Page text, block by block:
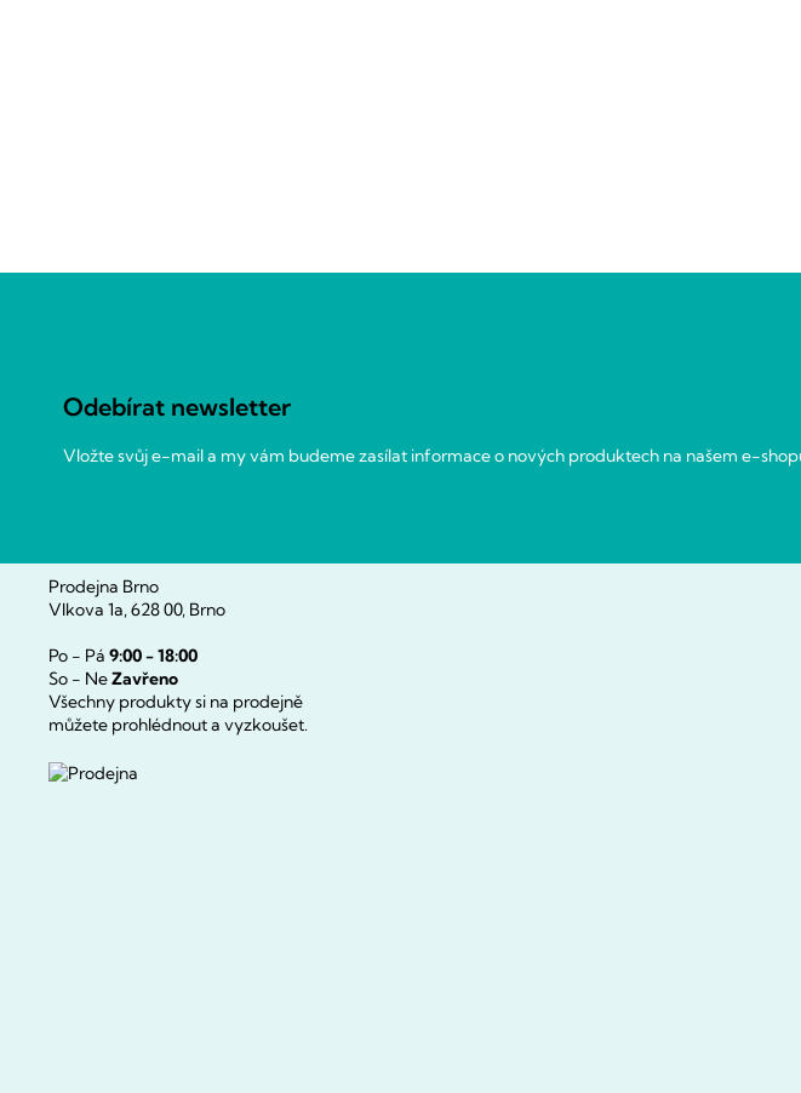
Odebírat newsletter
Vložte svůj e-mail a my vám budeme zasílat informace o nových produktech na našem e-
Prodejna Brno
Vlkova 1a, 628 00, Brno
Po - Pá 9:00 - 18:00
So - NeZavřeno
Všechny produkty si na prodejně
můžete prohlédnout a vyzkoušet.